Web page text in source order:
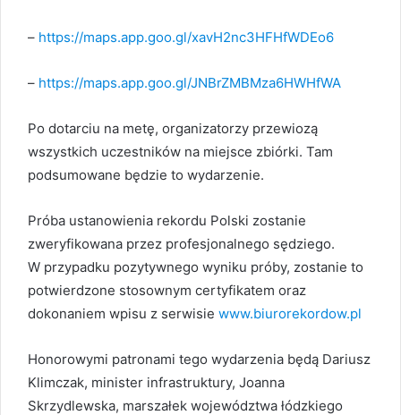
– https://maps.app.goo.gl/xavH2nc3HFHfWDEo6
– https://maps.app.goo.gl/JNBrZMBMza6HWHfWA
Po dotarciu na metę, organizatorzy przewiozą
wszystkich uczestników na miejsce zbiórki. Tam
podsumowane będzie to wydarzenie.
Próba ustanowienia rekordu Polski zostanie
zweryfikowana przez profesjonalnego sędziego.
W przypadku pozytywnego wyniku próby, zostanie to
potwierdzone stosownym certyfikatem oraz
dokonaniem wpisu z serwisie www.biurorekordow.pl
Honorowymi patronami tego wydarzenia będą Dariusz
Klimczak, minister infrastruktury, Joanna
Skrzydlewska, marszałek województwa łódzkiego